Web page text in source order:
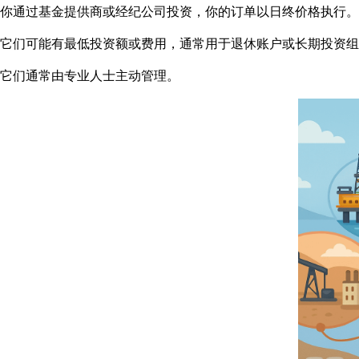
你通过基金提供商或经纪公司投资，你的订单以日终价格执行。
它们可能有最低投资额或费用，通常用于退休账户或长期投资
它们通常由专业人士主动管理。